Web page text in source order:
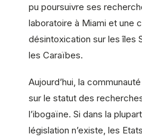
pu poursuivre ses
laboratoire à Miami et une
désintoxication sur les îles
les Caraïbes.
Aujourd’hui, la
sur le statut des
l’ibogaïne. Si dans la
législation n’existe, les